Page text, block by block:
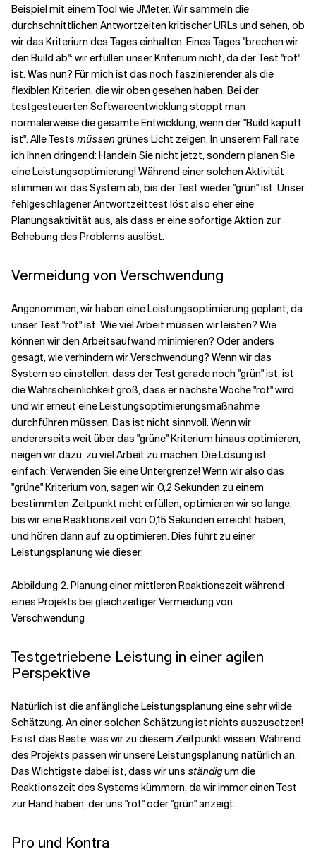
Beispiel mit einem Tool wie JMeter. Wir sammeln die
durchschnittlichen Antwortzeiten kritischer URLs und sehen, ob
wir das Kriterium des Tages einhalten. Eines Tages "brechen wir
den Build ab": wir erfüllen unser Kriterium nicht, da der Test "rot"
ist. Was nun? Für mich ist das noch faszinierender als die
flexiblen Kriterien, die wir oben gesehen haben. Bei der
testgesteuerten Softwareentwicklung stoppt man
normalerweise die gesamte Entwicklung, wenn der "Build kaputt
ist". Alle Tests müssen grünes Licht zeigen. In unserem Fall rate
ich Ihnen dringend: Handeln Sie nicht jetzt, sondern planen Sie
eine Leistungsoptimierung! Während einer solchen Aktivität
stimmen wir das System ab, bis der Test wieder "grün" ist. Unser
fehlgeschlagener Antwortzeittest löst also eher eine
Planungsaktivität aus, als dass er eine sofortige Aktion zur
Behebung des Problems auslöst.
Vermeidung von Verschwendung
Angenommen, wir haben eine Leistungsoptimierung geplant, da
unser Test "rot" ist. Wie viel Arbeit müssen wir leisten? Wie
können wir den Arbeitsaufwand minimieren? Oder anders
gesagt, wie verhindern wir Verschwendung? Wenn wir das
System so einstellen, dass der Test gerade noch "grün" ist, ist
die Wahrscheinlichkeit groß, dass er nächste Woche "rot" wird
und wir erneut eine Leistungsoptimierungsmaßnahme
durchführen müssen. Das ist nicht sinnvoll. Wenn wir
andererseits weit über das "grüne" Kriterium hinaus optimieren,
neigen wir dazu, zu viel Arbeit zu machen. Die Lösung ist
einfach: Verwenden Sie eine Untergrenze! Wenn wir also das
"grüne" Kriterium von, sagen wir, 0,2 Sekunden zu einem
bestimmten Zeitpunkt nicht erfüllen, optimieren wir so lange,
bis wir eine Reaktionszeit von 0,15 Sekunden erreicht haben,
und hören dann auf zu optimieren. Dies führt zu einer
Leistungsplanung wie dieser:
Abbildung 2. Planung einer mittleren Reaktionszeit während
eines Projekts bei gleichzeitiger Vermeidung von
Verschwendung
Testgetriebene Leistung in einer agilen
Perspektive
Natürlich ist die anfängliche Leistungsplanung eine sehr wilde
Schätzung. An einer solchen Schätzung ist nichts auszusetzen!
Es ist das Beste, was wir zu diesem Zeitpunkt wissen. Während
des Projekts passen wir unsere Leistungsplanung natürlich an.
Das Wichtigste dabei ist, dass wir uns ständigum die
Reaktionszeit des Systems kümmern, da wir immer einen Test
zur Hand haben, der uns "rot" oder "grün" anzeigt.
Pro und Kontra